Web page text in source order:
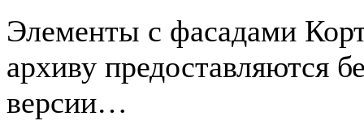
Элементы с фасадами
архиву предоставляются
версии…